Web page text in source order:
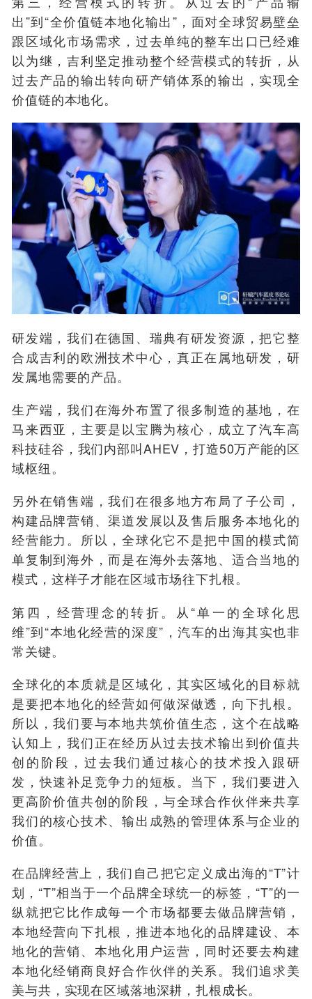
出”到“全价值链本地化输出”，面对全球贸易壁垒
跟区域化市场需求，过去单纯的整车出口已经难
以为继，吉利坚定推动整个经营模式的转折，从
过去产品的输出转向研产销体系的输出，实现全
价值链的本地化。
研发端，我们在德国、瑞典有研发资源，把它整
合成吉利的欧洲技术中心，真正在属地研发，研
发属地需要的产品。
生产端，我们在海外布置了很多制造的基地，在
马来西亚，主要是以宝腾为核心，成立了汽车高
科技硅谷，我们内部叫AHEV，打造50万产能的区
域枢纽。
另外在销售端，我们在很多地方布局了子公司，
构建品牌营销、渠道发展以及售后服务本地化的
经营能力。所以，全球化它不是把中国的模式简
单复制到海外，而是在海外去落地、适合当地的
模式，这样子才能在区域市场往下扎根。
第四，经营理念的转折。 从“单一的全球化思
维”到“本地化经营的深度”，汽车的出海其实也非
常关键。
全球化的本质就是区域化，其实区域化的目标就
是要把本地化的经营如何做深做透，向下扎根。
所以，我们要与本地共筑价值生态，这个在战略
认知上，我们正在经历从过去技术输出到价值共
创的阶段，过去我们通过核心的技术投入跟研
发，快速补足竞争力的短板。当下，我们要进入
更高阶价值共创的阶段，与全球合作伙伴来共享
我们的核心技术、输出成熟的管理体系与企业的
价值。
在品牌经营上，我们自己把它定义成出海的“T”计
划，“T”相当于一个品牌全球统一的标签，“T”的一
纵就把它比作成每一个市场都要去做品牌营销，
本地经营向下扎根，推进本地化的品牌建设、本
地化的营销、本地化用户运营，同时还要去构建
本地化经销商良好合作伙伴的关系。我们追求美
美与共，实现在区域落地深耕，扎根成长。